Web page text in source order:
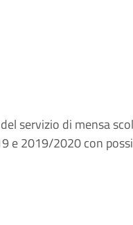
servizio di mensa
e 2019/2020 con